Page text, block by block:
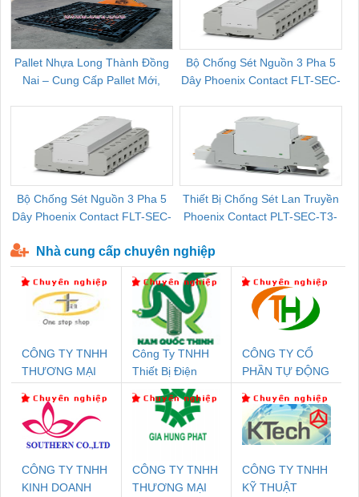
Pallet Nhựa Long Thành Đồng
Nai – Cung Cấp Pallet Mới,
Bộ Chống Sét Nguồn 3 Pha 5
Dây Phoenix Contact FLT-SEC-
Bộ Chống Sét Nguồn 3 Pha 5
Dây Phoenix Contact FLT-SEC-
Thiết Bị Chống Sét Lan Truyền
Phoenix Contact PLT-SEC-T3-
Nhà cung cấp chuyên nghiệp
CÔNG TY TNHH
THƯƠNG MẠI
NAM
Công Ty TNHH
Thiết Bị Điện
Nam Quốc Thịnh
CÔNG TY CỔ
PHẦN TỰ ĐỘNG
CÔNG TY TNHH
KINH DOANH
CÔNG TY TNHH
THƯƠNG MẠI
CÔNG TY TNHH
KỸ THUẬT